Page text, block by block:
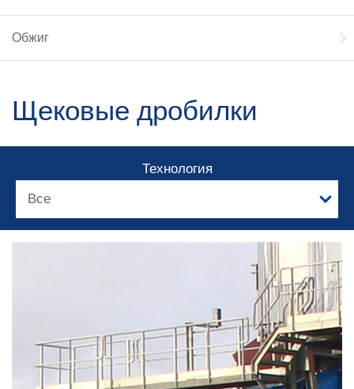
Обжиг
Щековые дробилки
Технология